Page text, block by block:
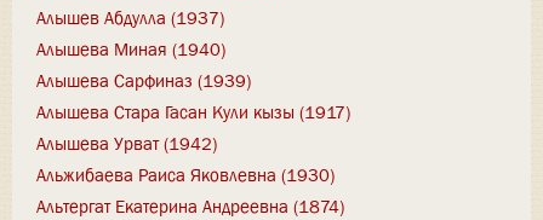
Алышев Абдулла (1937)
Алышева Миная (1940)
Алышева Сарфиназ (1939)
Алышева Стара Гасан Кули кызы (1917)
Алышева Урват (1942)
Альжибаева Раиса Яковлевна (1930)
Альтергат Екатерина Андреевна (1874)